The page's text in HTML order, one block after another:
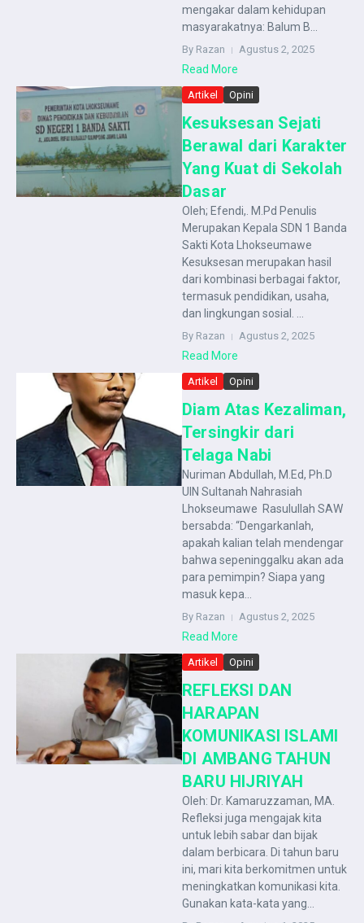
mengakar dalam kehidupan
masyarakatnya: Balum B...
By Razan Agustus 2, 2025
Read More
Artikel Opini
Kesuksesan Sejati
Berawal dari Karakter
Yang Kuat di Sekolah
Dasar
Oleh; Efendi,. M.Pd Penulis
Merupakan Kepala SDN 1 Banda
Sakti Kota Lhokseumawe
Kesuksesan merupakan hasil
dari kombinasi berbagai faktor,
termasuk pendidikan, usaha,
dan lingkungan sosial. ...
By Razan Agustus 2, 2025
Read More
Artikel Opini
Diam Atas Kezaliman,
Tersingkir dari
Telaga Nabi
Nuriman Abdullah, M.Ed, Ph.D
UIN Sultanah Nahrasiah
Lhokseumawe Rasulullah SAW
bersabda: “Dengarkanlah,
apakah kalian telah mendengar
bahwa sepeninggalku akan ada
para pemimpin? Siapa yang
masuk kepa...
By Razan Agustus 2, 2025
Read More
Artikel Opini
REFLEKSI DAN
HARAPAN
KOMUNIKASI ISLAMI
DI AMBANG TAHUN
BARU HIJRIYAH
Oleh: Dr. Kamaruzzaman, MA.
Refleksi juga mengajak kita
untuk lebih sabar dan bijak
dalam berbicara. Di tahun baru
ini, mari kita berkomitmen untuk
meningkatkan komunikasi kita.
Gunakan kata-kata yang...